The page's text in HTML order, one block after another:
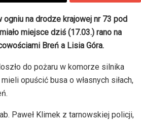
ogniu na drodze krajowej nr 73 pod
miejsce dziś (17.03.) rano na
Breń a Lisia Góra.
do pożaru w komorze silnika
opuścić busa o własnych siłach,
Paweł Klimek z tarnowskiej policji,